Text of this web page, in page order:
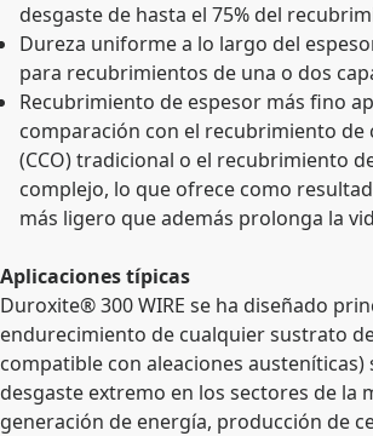
desgaste de hasta el 75% del
Dureza uniforme a lo largo del
para recubrimientos de una o dos
Recubrimiento de espesor más fino
comparación con el recubrimiento
(CCO) tradicional o el recubrimiento
complejo, lo que ofrece como
más ligero que además prolonga la
Aplicaciones típicas
Duroxite® 300 WIRE se ha diseñado
endurecimiento de cualquier sustrato
compatible con aleaciones austeníticas)
desgaste extremo en los sectores de la
generación de energía, producción de